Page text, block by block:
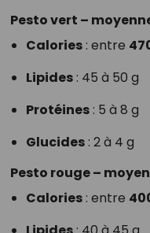
Pesto vert –
Calories: entre
Lipides: 45 à 50 g
Protéines: 5 à 8 g
Glucides: 2 à 4 g
Pesto rouge –
Calories: entre